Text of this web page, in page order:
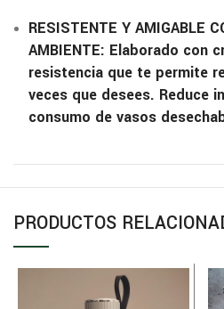
RESISTENTE Y AMIGABLE
AMBIENTE: Elaborado con
resistencia que te permite
veces que desees. Reduce
consumo de vasos
PRODUCTOS